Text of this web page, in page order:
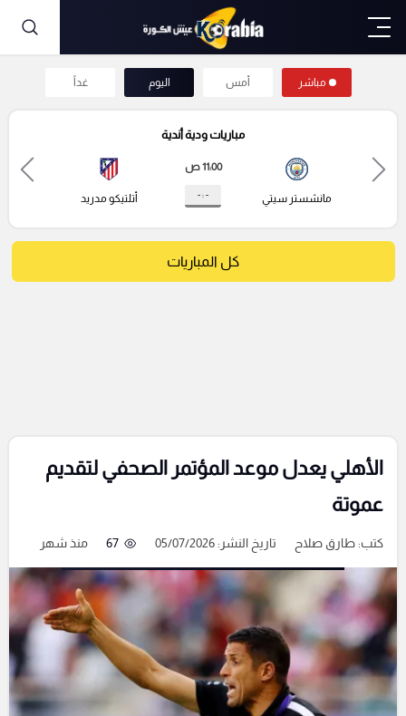
مباشر أمس اليوم غداً
مباريات ودية أندية
مانشستر سيتي
11:00 ص
- : - أتلتيكو مدريد
كل المباريات
الأهلي يعدل موعد المؤتمر الصحفي لتقديم
عموتة
كتب:طارق صلاح تاريخ النشر: 05/07/2026 67 منذ شهر